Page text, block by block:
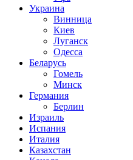
Украина
Винница
Киев
Луганск
Одесса
Беларусь
Гомель
Минск
Германия
Берлин
Израиль
Испания
Италия
Казахстан